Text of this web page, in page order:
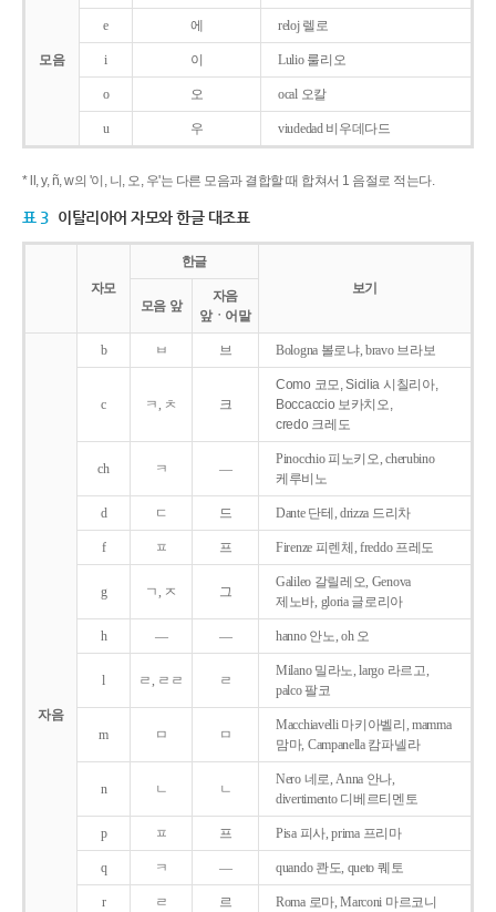
모음
e 에 reloj 렐로
i 이 Lulio 룰리오
o 오 ocal 오칼
u 우 viudedad 비우데다드
* ll, y, ñ, w의 '이, 니, 오, 우'는 다른 모음과 결합할 때 합쳐서 1 음절로 적는다.
표 3 이탈리아어 자모와 한글 대조표
자모
한글
보기
모음 앞
자음
앞ㆍ어말
자음
b ㅂ 브 Bologna 볼로냐, bravo 브라보
c ㅋ, ㅊ 크
Como 코모, Sicilia 시칠리아,
Boccaccio 보카치오,
credo 크레도
ch ㅋ ―
Pinocchio 피노키오, cherubino
케루비노
d ㄷ 드 Dante 단테, drizza 드리차
f ㅍ 프 Firenze 피렌체, freddo 프레도
g ㄱ, ㅈ 그
Galileo 갈릴레오, Genova
제노바, gloria 글로리아
h ― ― hanno 안노, oh 오
l ㄹ, ㄹㄹ ㄹ
Milano 밀라노, largo 라르고,
palco 팔코
m ㅁ ㅁ
Macchiavelli 마키아벨리, mamma
맘마, Campanella 캄파넬라
n ㄴ ㄴ
Nero 네로, Anna 안나,
divertimento 디베르티멘토
p ㅍ 프 Pisa 피사, prima 프리마
q ㅋ ― quando 콴도, queto 퀘토
r ㄹ 르 Roma 로마, Marconi 마르코니